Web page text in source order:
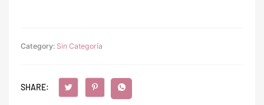
Category: Sin Categoría
SHARE: